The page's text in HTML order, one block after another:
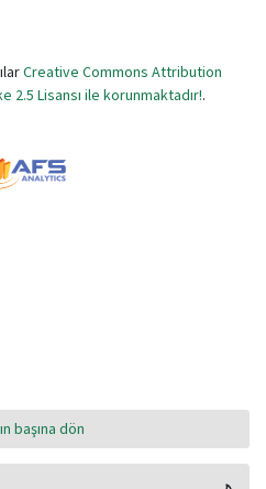
Creative Commons Attribution
2.5 Lisansı ile korunmaktadır!.
başına dön